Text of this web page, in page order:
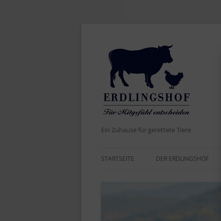
Ein Zuhause für gerettete Tiere
STARTSEITE DER ERDLINGSHOF